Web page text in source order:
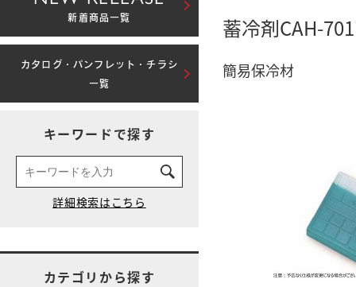
蓄冷剤CAH-
簡易保冷材
新着商品一覧
カタログ・パンフレット・チラシ
一覧
キーワードで探す
カテゴリから探す